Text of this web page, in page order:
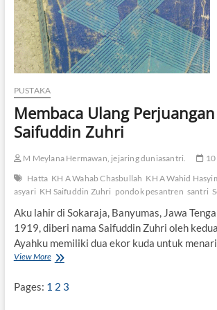
PUSTAKA
Membaca Ulang
Saifuddin Zuhri
M Meylana Hermawan, jejaring duniasantri.
Hatta KH A Wahab Chasbullah KH A Wahid
asyari KH Saifuddin Zuhri pondok pesantren santri
Aku lahir di Sokaraja, Banyumas, Jawa
1919, diberi nama Saifuddin Zuhri oleh
Ayahku memiliki dua ekor kuda untuk
View MoreM
m
b
Pages: 1 2 3